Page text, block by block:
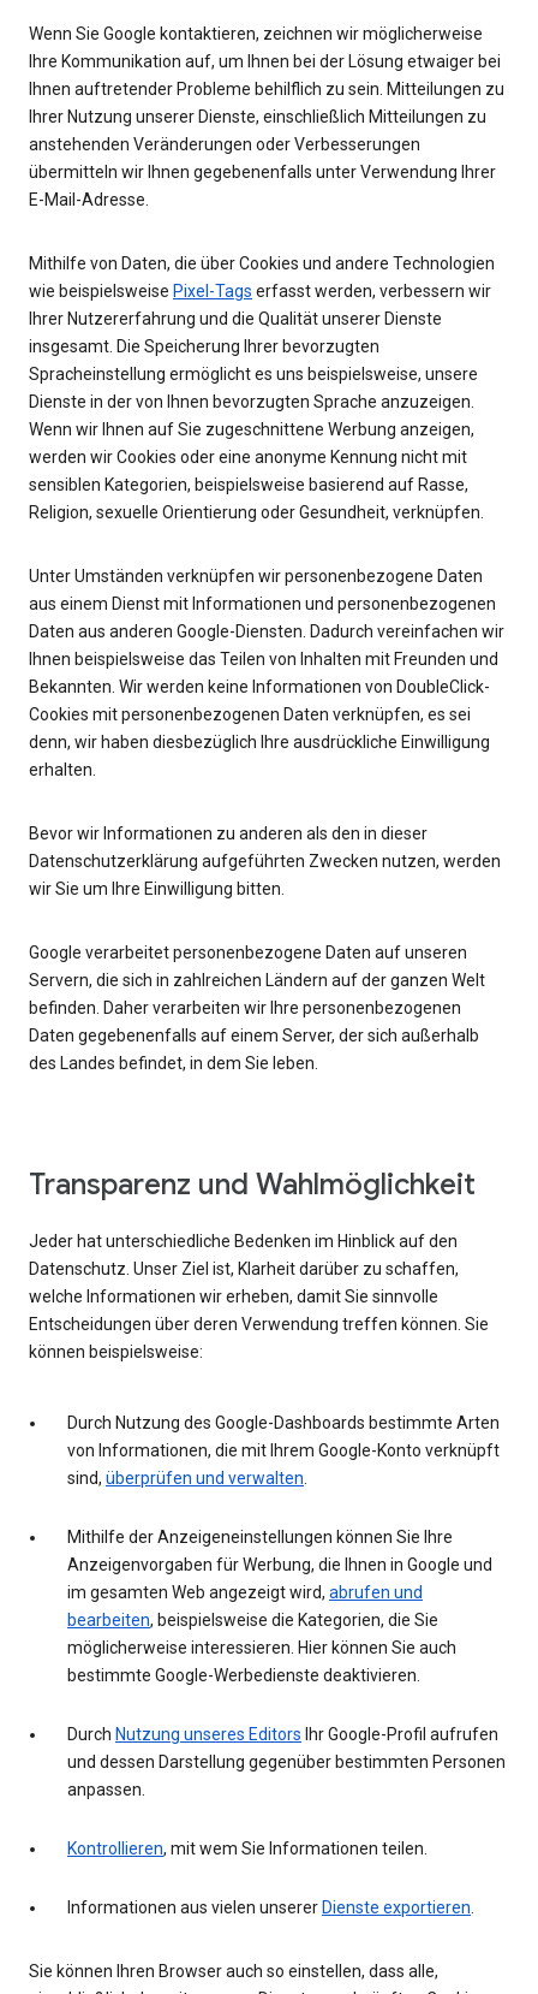
Wenn Sie Google kontaktieren, zeichnen wir möglicherweise
Ihre Kommunikation auf, um Ihnen bei der Lösung etwaiger bei
Ihnen auftretender Probleme behilflich zu sein. Mitteilungen zu
Ihrer Nutzung unserer Dienste, einschließlich Mitteilungen zu
anstehenden Veränderungen oder Verbesserungen
übermitteln wir Ihnen gegebenenfalls unter Verwendung Ihrer
E-Mail-Adresse.
Mithilfe von Daten, die über Cookies und andere Technologien
wie beispielsweise Pixel-Tags erfasst werden, verbessern wir
Ihrer Nutzererfahrung und die Qualität unserer Dienste
insgesamt. Die Speicherung Ihrer bevorzugten
Spracheinstellung ermöglicht es uns beispielsweise, unsere
Dienste in der von Ihnen bevorzugten Sprache anzuzeigen.
Wenn wir Ihnen auf Sie zugeschnittene Werbung anzeigen,
werden wir Cookies oder eine anonyme Kennung nicht mit
sensiblen Kategorien, beispielsweise basierend auf Rasse,
Religion, sexuelle Orientierung oder Gesundheit, verknüpfen.
Unter Umständen verknüpfen wir personenbezogene Daten
aus einem Dienst mit Informationen und personenbezogenen
Daten aus anderen Google-Diensten. Dadurch vereinfachen wir
Ihnen beispielsweise das Teilen von Inhalten mit Freunden und
Bekannten. Wir werden keine Informationen von DoubleClick-
Cookies mit personenbezogenen Daten verknüpfen, es sei
denn, wir haben diesbezüglich Ihre ausdrückliche Einwilligung
erhalten.
Bevor wir Informationen zu anderen als den in dieser
Datenschutzerklärung aufgeführten Zwecken nutzen, werden
wir Sie um Ihre Einwilligung bitten.
Google verarbeitet personenbezogene Daten auf unseren
Servern, die sich in zahlreichen Ländern auf der ganzen Welt
befinden. Daher verarbeiten wir Ihre personenbezogenen
Daten gegebenenfalls auf einem Server, der sich außerhalb
des Landes befindet, in dem Sie leben.
Transparenz und Wahlmöglichkeit
Jeder hat unterschiedliche Bedenken im Hinblick auf den
Datenschutz. Unser Ziel ist, Klarheit darüber zu schaffen,
welche Informationen wir erheben, damit Sie sinnvolle
Entscheidungen über deren Verwendung treffen können. Sie
können beispielsweise:
Durch Nutzung des Google-Dashboards bestimmte Arten
von Informationen, die mit Ihrem Google-Konto verknüpft
sind, überprüfen und verwalten.
Mithilfe der Anzeigeneinstellungen können Sie Ihre
Anzeigenvorgaben für Werbung, die Ihnen in Google und
im gesamten Web angezeigt wird, abrufen und
bearbeiten, beispielsweise die Kategorien, die Sie
möglicherweise interessieren. Hier können Sie auch
bestimmte Google-Werbedienste deaktivieren.
Durch Nutzung unseres Editors Ihr Google-Profil aufrufen
und dessen Darstellung gegenüber bestimmten Personen
anpassen.
Kontrollieren, mit wem Sie Informationen teilen.
Informationen aus vielen unserer Dienste exportieren.
Sie können Ihren Browser auch so einstellen, dass alle,